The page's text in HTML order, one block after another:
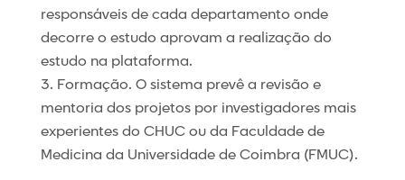
responsáveis de cada departamento onde
decorre o estudo aprovam a realização do
estudo na plataforma.
Formação. O sistema prevê a revisão e
mentoria dos projetos por investigadores mais
experientes do CHUC ou da Faculdade de
Medicina da Universidade de Coimbra (FMUC).